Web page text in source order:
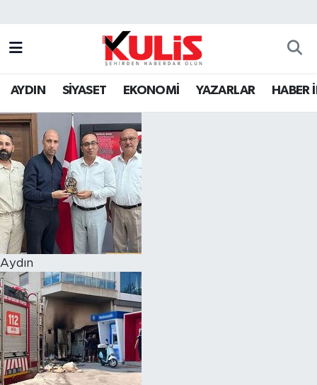
AYDIN SİYASET EKONOMİ YAZARLAR HABER
Aydın